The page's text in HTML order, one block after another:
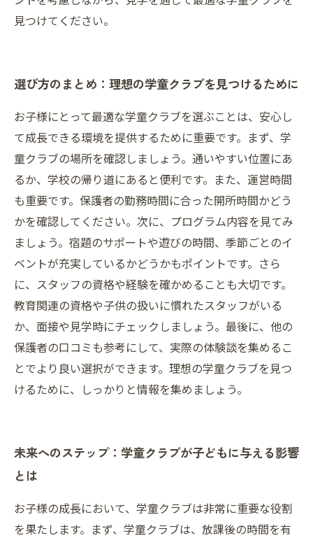
見つけてください。
選び方のまとめ：理想の学童クラブを見つけるために
お子様にとって最適な学童クラブを選ぶことは、安心し
て成長できる環境を提供するために重要です。まず、学
童クラブの場所を確認しましょう。通いやすい位置にあ
るか、学校の帰り道にあると便利です。また、運営時間
も重要です。保護者の勤務時間に合った開所時間かどう
かを確認してください。次に、プログラム内容を見てみ
ましょう。宿題のサポートや遊びの時間、季節ごとのイ
ベントが充実しているかどうかもポイントです。さら
に、スタッフの資格や経験を確かめることも大切です。
教育関連の資格や子供の扱いに慣れたスタッフがいる
か、面接や見学時にチェックしましょう。最後に、他の
保護者の口コミも参考にして、実際の体験談を集めるこ
とでより良い選択ができます。理想の学童クラブを見つ
けるために、しっかりと情報を集めましょう。
未来へのステップ：学童クラブが子どもに与える影響
とは
お子様の成長において、学童クラブは非常に重要な役割
を果たします。まず、学童クラブは、放課後の時間を有